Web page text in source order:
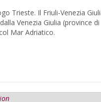
Giulia
Mar Adriatico.